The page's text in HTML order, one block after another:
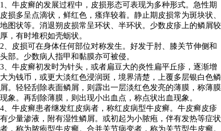
1、牛皮癣的发展过程中，皮损形态可表现为多种形式。急性期
皮损多呈点滴状，鲜红色，瘙痒较着。静止期皮损常为斑块状、
地图状等。消退朔皮损常呈环状、半环状。少数皮疹上的鳞屑较
厚，有时堆积如壳蛎状。
2、皮损可在身体任何部位对称发生。好发于肘、膝关节伸侧和
头部。少数病人指甲和黏膜亦可被侵。
3、牛皮癣初发时为针头，或者扁豆大的炎性扁平丘疹，逐渐增
大为钱币，或更大淡红色浸润斑，境界清楚，上覆多层银白色鳞
屑。轻轻刮除表面鳞屑，则霹出一层淡红色发亮的薄膜，称薄膜
现象。再刮除薄膜，则出现小出血点，称点状出血现象。
4、牛皮癣患者继发红皮病者，称红皮病型牛皮癣。牛皮癣皮疹
有少量渗液，附有湿性鳞屑。或初起为小脓疱，伴有发热等症状
者，称为脓疱型牛皮癣。合并关节病变者，称为关节型牛皮癣。